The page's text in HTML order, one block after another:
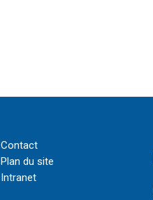
Contact
Plan du site
Intranet